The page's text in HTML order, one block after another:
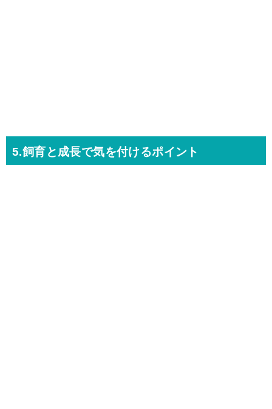
5.飼育と成長で気を付けるポイント